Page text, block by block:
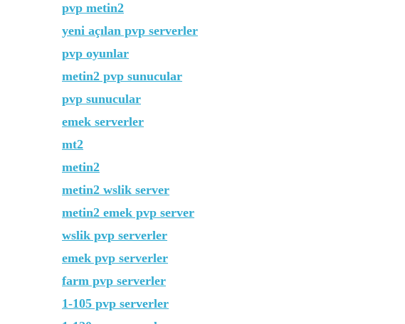
pvp metin2
yeni açılan pvp serverler
pvp oyunlar
metin2 pvp sunucular
pvp sunucular
emek serverler
mt2
metin2
metin2 wslik server
metin2 emek pvp server
wslik pvp serverler
emek pvp serverler
farm pvp serverler
1-105 pvp serverler